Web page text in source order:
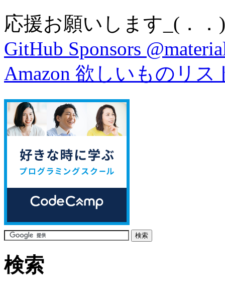
応援お願いします_(．．
GitHub Sponsors
Amazon 欲しいものリス
検索